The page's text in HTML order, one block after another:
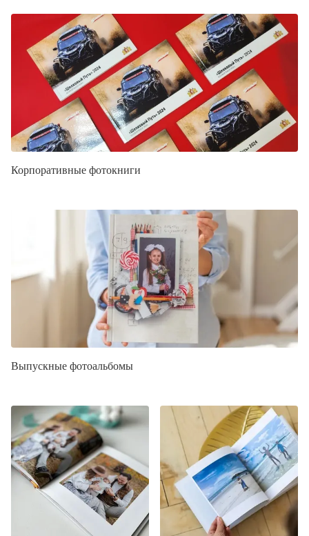
Корпоративные фотокниги
Выпускные фотоальбомы